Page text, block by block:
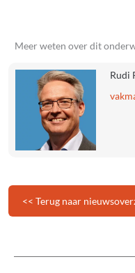
Meer weten over dit
Rudi
<< Terug naar